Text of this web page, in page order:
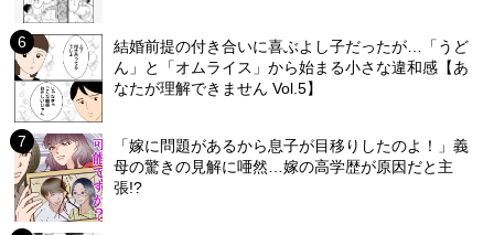
結婚前提の付き合いに喜ぶよし子だったが…「うど
ん」と「オムライス」から始まる小さな違和感【あ
なたが理解できません Vol.5】
「嫁に問題があるから息子が目移りしたのよ！」義
母の驚きの見解に唖然…嫁の高学歴が原因だと主
張!?